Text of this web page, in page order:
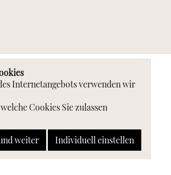
Hochzeitsfotograf Sylt
Internetangebots verwenden wir
Cookies Sie zulassen
weiter
Individuell einstellen